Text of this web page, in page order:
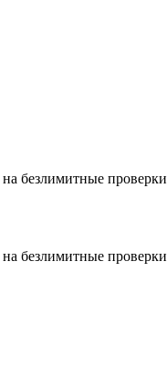
на безлимитные проверки
на безлимитные проверки